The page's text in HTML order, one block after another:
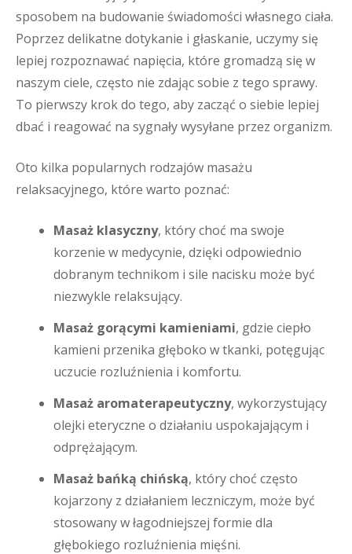
sposobem na budowanie świadomości własnego ciała.
Poprzez delikatne dotykanie i głaskanie, uczymy się
lepiej rozpoznawać napięcia, które gromadzą się w
naszym ciele, często nie zdając sobie z tego sprawy.
To pierwszy krok do tego, aby zacząć o siebie lepiej
dbać i reagować na sygnały wysyłane przez organizm.
Oto kilka popularnych rodzajów masażu
relaksacyjnego, które warto poznać:
Masaż klasyczny, który choć ma swoje
korzenie w medycynie, dzięki odpowiednio
dobranym technikom i sile nacisku może być
niezwykle relaksujący.
Masaż gorącymi kamieniami, gdzie ciepło
kamieni przenika głęboko w tkanki, potęgując
uczucie rozluźnienia i komfortu.
Masaż aromaterapeutyczny, wykorzystujący
olejki eteryczne o działaniu uspokajającym i
odprężającym.
Masaż bańką chińską, który choć często
kojarzony z działaniem leczniczym, może być
stosowany w łagodniejszej formie dla
głębokiego rozluźnienia mięśni.